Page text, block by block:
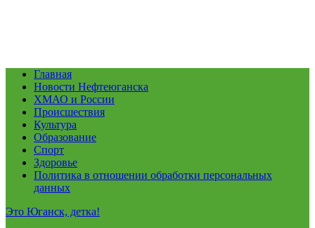
Главная
Новости Нефтеюганска
ХМАО и России
Происшествия
Культура
Образование
Спорт
Здоровье
Политика в отношении обработки персональных
данных
Это Юганск, детка!